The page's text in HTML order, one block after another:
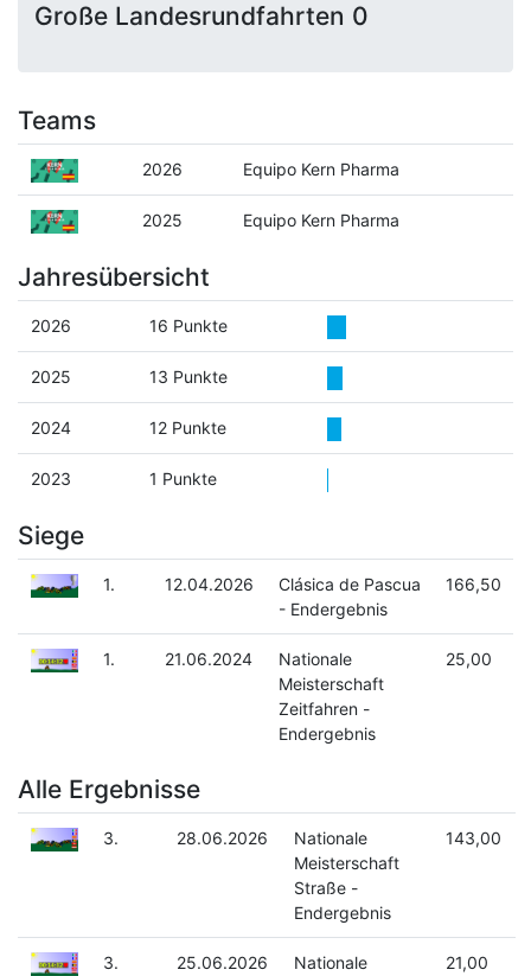
Große Landesrundfahrten 0
Teams
2026 Equipo Kern Pharma
2025 Equipo Kern Pharma
Jahresübersicht
2026 16 Punkte
2025 13 Punkte
2024 12 Punkte
2023 1 Punkte
Siege
1. 12.04.2026
Clásica de Pascua
- Endergebnis
166,50
1. 21.06.2024
Nationale
Meisterschaft
Zeitfahren -
Endergebnis
25,00
Alle Ergebnisse
3. 28.06.2026
Nationale
Meisterschaft
Straße -
Endergebnis
143,00
3. 25.06.2026
Nationale
21,00